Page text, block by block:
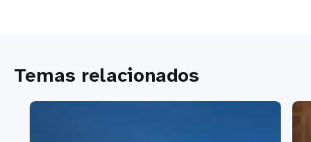
Temas relacionados